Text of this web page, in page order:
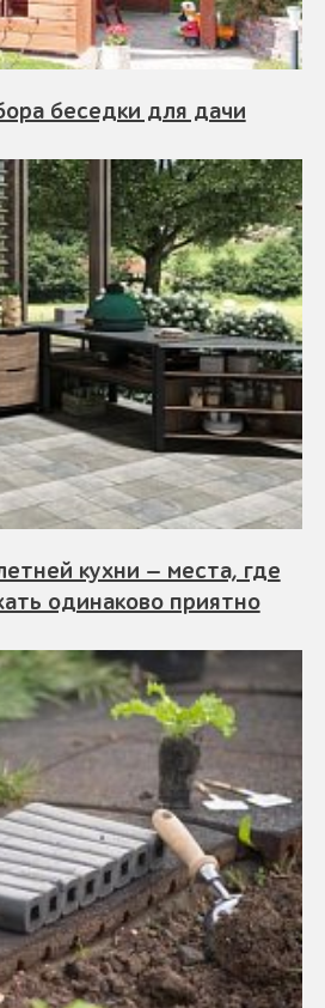
беседки для дачи
кухни — места, где
одинаково приятно